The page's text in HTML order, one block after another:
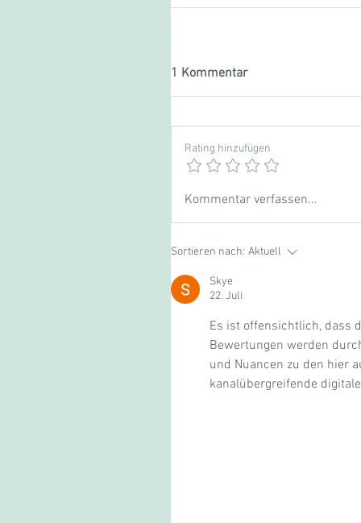
1 Kommentar
Rating hinzufügen
Kommentar verfassen...
Sortieren nach: Aktuell
Skye
22. Juli
Es ist offensichtlich, dass
Bewertungen werden
und Nuancen zu den hier
kanalübergreifende